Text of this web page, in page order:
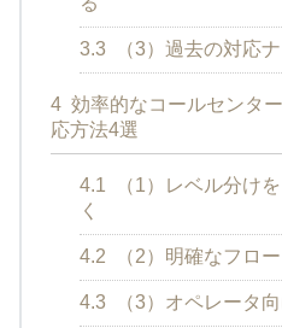
3.3 （3）過去の対応
4 効率的なコールセンタ
応方法4選
4.1
（1）レベル分け
く
4.2 （2）明確なフロ
4.3 （3）オペレータ